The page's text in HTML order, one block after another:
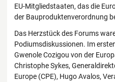
EU-Mitgliedstaaten, das die
der Bauproduktenverordnung
Das Herzstück des Forums
Podiumsdiskussionen. Im
Gwenole Cozigou von der
Christophe Sykes,
Europe (CPE), Hugo Avalos,